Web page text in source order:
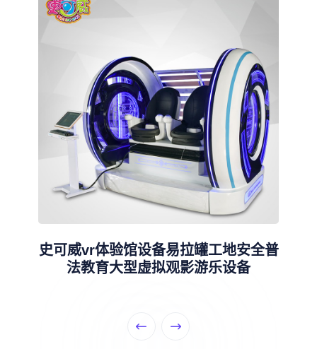
史可威vr体验馆设备易拉罐工地安全普
法教育大型虚拟观影游乐设备